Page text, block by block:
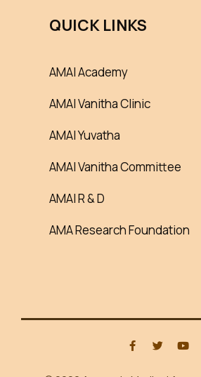
QUICK LINKS
AMAI Academy
AMAI Vanitha Clinic
AMAI Yuvatha
AMAI Vanitha Committee
AMAI R & D
AMA Research Foundation